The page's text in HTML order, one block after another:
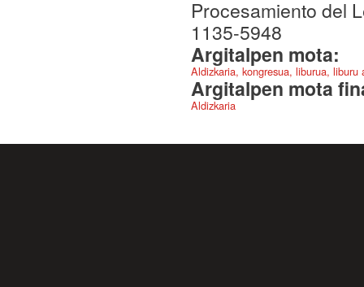
Procesamiento del
1135-5948
Argitalpen mota:
Aldizkaria, kongresua, liburua,
Argitalpen mota
Aldizkaria